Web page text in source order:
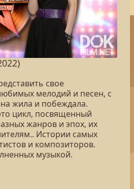
свое
мелодий и песен, с
жила и побеждала.
цикл, посвященный
жанров и эпох, их
Истории самых
и композиторов.
музыкой.